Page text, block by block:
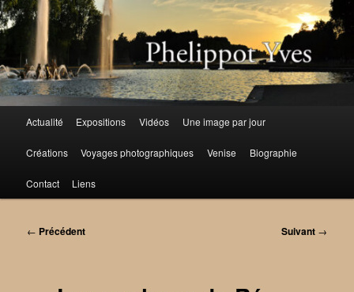
Aller
au
contenu
principal
Actualité Expositions Vidéos Une image par jour
Créations Voyages photographiques Venise Biographie
Contact Liens
Navigation
← Précédent Suivant →